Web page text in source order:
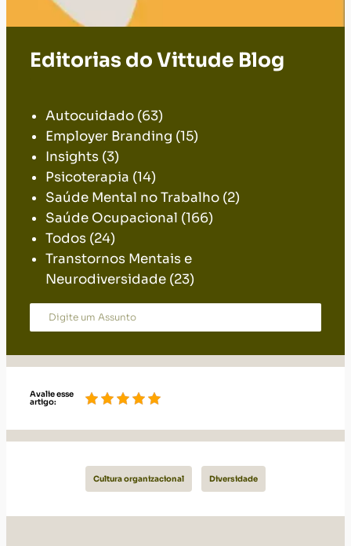
Editorias do Vittude Blog
Autocuidado (63)
Employer Branding (15)
Insights (3)
Psicoterapia (14)
Saúde Mental no Trabalho (2)
Saúde Ocupacional (166)
Todos (24)
Transtornos Mentais e
Neurodiversidade (23)
Avalie esse
artigo:
Cultura organizacional Diversidade